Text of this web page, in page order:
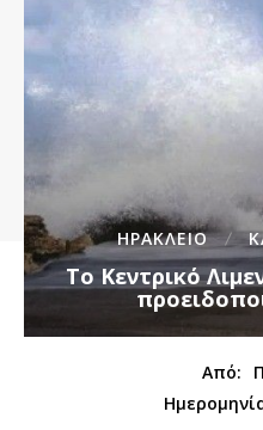
ΗΡΑΚΛΕΙΟ
Το Κεντρικό
Από: